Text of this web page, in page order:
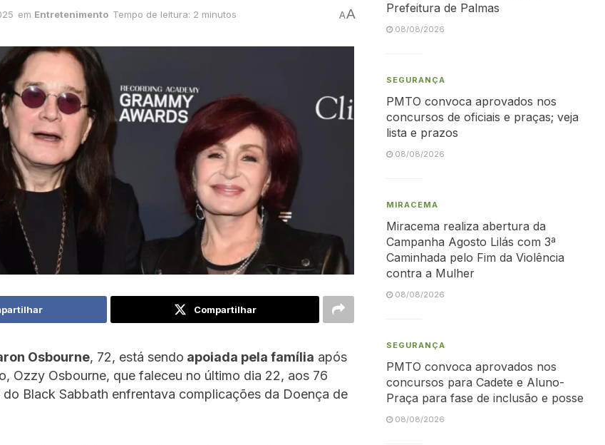
em Entretenimento Tempo de leitura: 2 minutos AA
Compartilhar
Osbourne, 72, está sendo apoiada pela família após
Ozzy Osbourne, que faleceu no último dia 22, aos 76
Black Sabbath enfrentava complicações da Doença de
Prefeitura de Palmas
08/08/2026
SEGURANÇA
PMTO convoca aprovados nos
concursos de oficiais e praças; veja
lista e prazos
08/08/2026
MIRACEMA
Miracema realiza abertura da
Campanha Agosto Lilás com 3ª
Caminhada pelo Fim da Violência
contra a Mulher
08/08/2026
SEGURANÇA
PMTO convoca aprovados nos
concursos para Cadete e Aluno-
Praça para fase de inclusão e posse
08/08/2026